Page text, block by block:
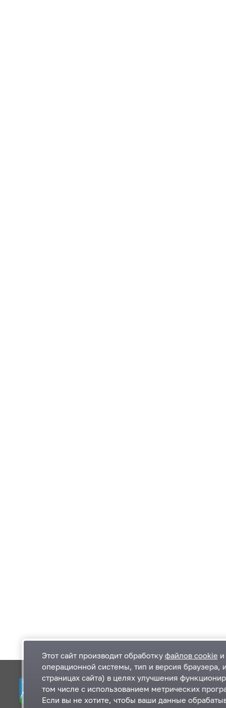
Одинцовский городской округ Московской
области
Этот сайт производит обработку файлов cookie
операционной системы, тип и версия браузера,
страницах сайта) в целях улучшения
том числе с использованием метрических
Если вы не хотите, чтобы ваши данные